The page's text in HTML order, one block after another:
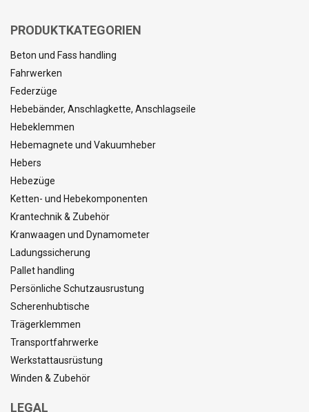
PRODUKTKATEGORIEN
Beton und Fass handling
Fahrwerken
Federzüge
Hebebänder, Anschlagkette, Anschlagseile
Hebeklemmen
Hebemagnete und Vakuumheber
Hebers
Hebezüge
Ketten- und Hebekomponenten
Krantechnik & Zubehör
Kranwaagen und Dynamometer
Ladungssicherung
Pallet handling
Persönliche Schutzausrustung
Scherenhubtische
Trägerklemmen
Transportfahrwerke
Werkstattausrüstung
Winden & Zubehör
LEGAL
ALLE AKZEPTIEREN
ALLE ABLEHNEN
DETAILS ANZEIGEN